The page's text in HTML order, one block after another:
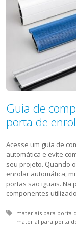
Guia de
porta de
Acesse um guia de
automática e evite
seu projeto. Quando
enrolar automática,
portas são iguais. Na
componentes
Tagged with:
materiais para porta
material para porta